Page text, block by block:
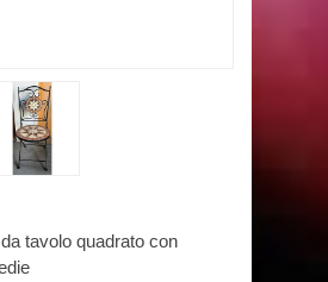
tavolo quadrato con